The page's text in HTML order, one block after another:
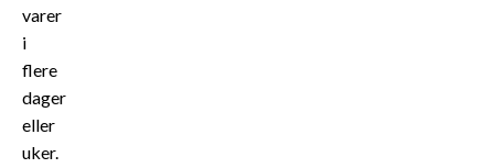
varer
i
flere
dager
eller
uker.